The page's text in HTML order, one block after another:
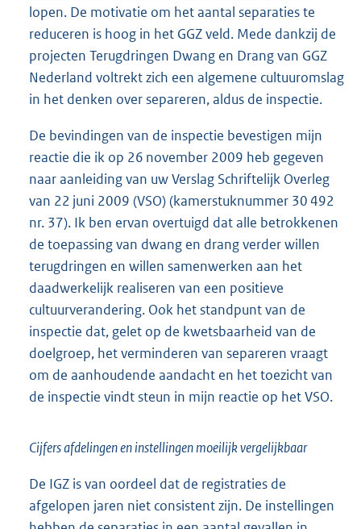
lopen. De motivatie om het aantal separaties te
reduceren is hoog in het GGZ veld. Mede dankzij de
projecten Terugdringen Dwang en Drang van GGZ
Nederland voltrekt zich een algemene cultuuromslag
in het denken over separeren, aldus de inspectie.
De bevindingen van de inspectie bevestigen mijn
reactie die ik op 26 november 2009 heb gegeven
naar aanleiding van uw Verslag Schriftelijk Overleg
van 22 juni 2009 (VSO) (kamerstuknummer 30 492
nr. 37). Ik ben ervan overtuigd dat alle betrokkenen
de toepassing van dwang en drang verder willen
terugdringen en willen samenwerken aan het
daadwerkelijk realiseren van een positieve
cultuurverandering. Ook het standpunt van de
inspectie dat, gelet op de kwetsbaarheid van de
doelgroep, het verminderen van separeren vraagt
om de aanhoudende aandacht en het toezicht van
de inspectie vindt steun in mijn reactie op het VSO.
Cijfers afdelingen en instellingen moeilijk vergelijkbaar
De IGZ is van oordeel dat de registraties de
afgelopen jaren niet consistent zijn. De instellingen